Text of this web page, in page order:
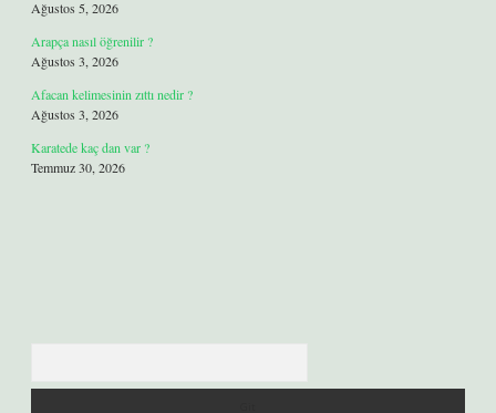
Ağustos 5, 2026
Arapça nasıl öğrenilir ?
Ağustos 3, 2026
Afacan kelimesinin zıttı nedir ?
Ağustos 3, 2026
Karatede kaç dan var ?
Temmuz 30, 2026